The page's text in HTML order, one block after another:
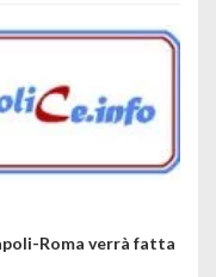
Roma verrà fatta